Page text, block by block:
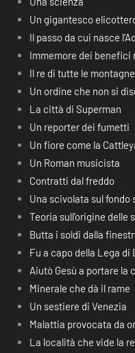
Un gigantesco
Il passo da cui nasce
Immemore dei benefici
Il re di tutte le montagne
Un ordine che non si
La città di Superman
Un reporter dei fumetti
Un fiore come la
Un Roman musicista
Contratti dal freddo
Una scivolata sul fondo
Teoria sull’origine delle
Butta i soldi dalla
Fu a capo della Lega di
Aiutò Gesù a portare la
Minerale che dà il rame
Un sestiere di Venezia
Malattia provocata da
La località che vide la